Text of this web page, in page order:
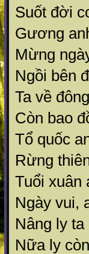
Suốt đời
Gương
Mừng
Ngồi bên
Ta về
Còn bao
Tổ quốc
Rừng
Tuổi xuân
Ngày vui,
Nâng ly
Nữa ly